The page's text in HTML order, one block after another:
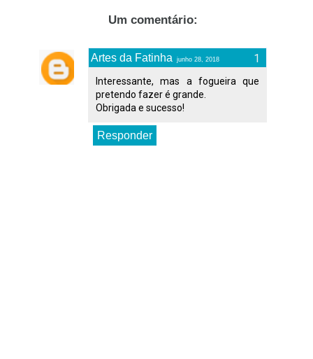
Um comentário:
Artes da Fatinha junho 28, 2018
Interessante, mas a fogueira que
pretendo fazer é grande.
Obrigada e sucesso!
Responder